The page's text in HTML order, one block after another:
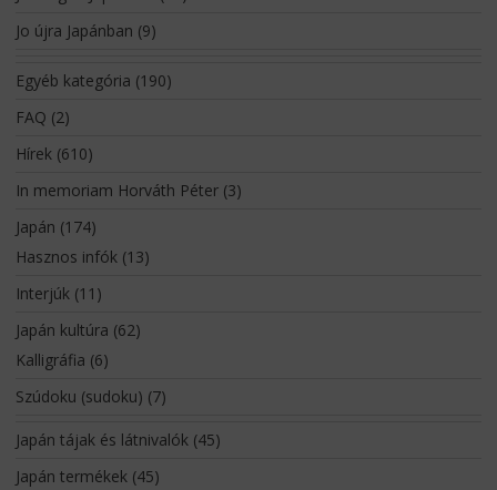
Jo újra Japánban (9)
Egyéb kategória (190)
FAQ (2)
Hírek(610)
In memoriam Horváth Péter(3)
Japán (174)
Hasznos infók(13)
Interjúk(11)
Japán kultúra (62)
Kalligráfia (6)
Szúdoku (sudoku) (7)
Japán tájak és látnivalók(45)
Japán termékek(45)